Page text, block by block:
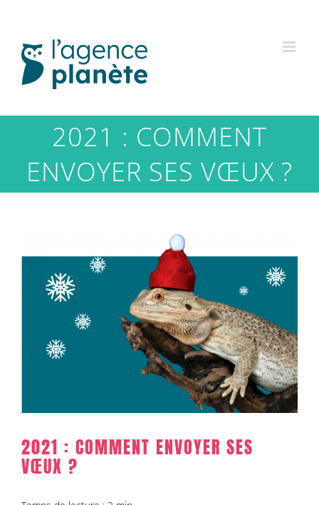
contenu
2021 : COMMENT
ENVOYER SES VŒUX ?
l'image
agrandie
2021 : COMMENT ENVOYER SES
VŒUX ?